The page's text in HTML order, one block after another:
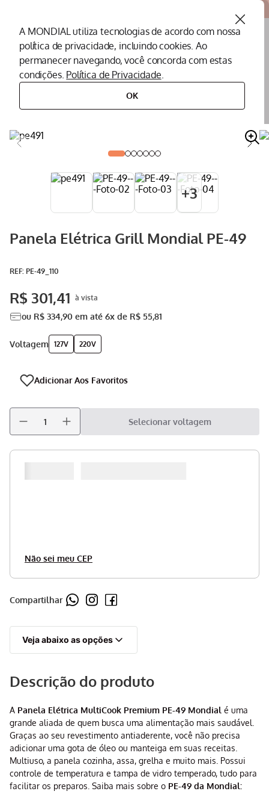
A MONDIAL utiliza tecnologias de acordo com nossa
política de privacidade, incluindo cookies. Ao
permanecer navegando, você concorda com estas
condições. Política de Privacidade.
OK
O que você procura?
eletroportáteis para cozinha
+3
Panela Elétrica Grill Mondial PE-49
: PE-49_110
R$ 301,41
ou R$ 334,90 em até 6x de R$ 55,81
voltagem 127V 220V
Selecionar voltagem
Não sei meu CEP
Compartilhar
Veja abaixo as opções
Descrição do produto
A Panela Elétrica MultiCook Premium PE-49 Mondial é uma
grande aliada de quem busca uma alimentação mais saudável.
Graças ao seu revestimento antiaderente, você não precisa
adicionar uma gota de óleo ou manteiga em suas receitas.
Multiuso, a panela cozinha, assa, grelha e muito mais. Possui
controle de temperatura e tampa de vidro temperado, tudo para
facilitar os preparos. Saiba mais sobre o PE-49 da Mondial:
2º Air Fryer
Assistencia Tecnica
7 º Panificadora
Multiprocessador